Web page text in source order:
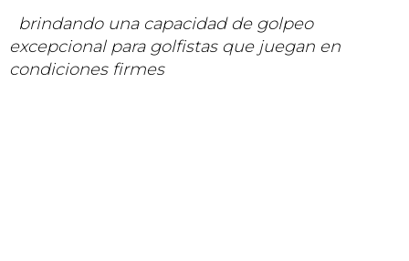
brindando una capacidad de golpeo
excepcional para golfistas que juegan en
condiciones firmes